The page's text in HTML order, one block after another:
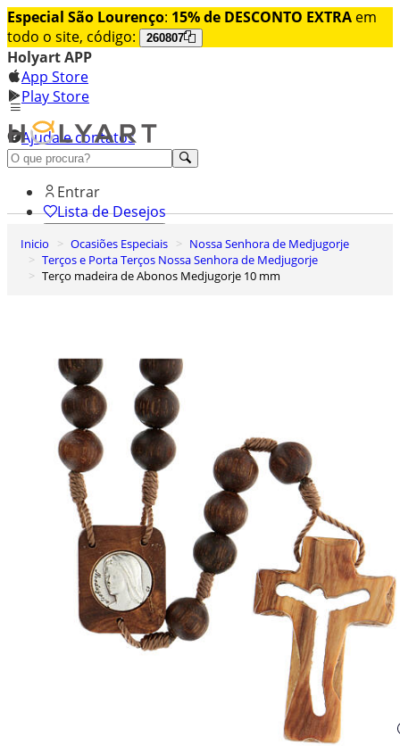
Especial São Lourenço: 15% de DESCONTO EXTRA em
todo o site, código:
260807
Holyart APP
App Store
Play Store
Ajuda e contatos
Conheça premium
Entrar
Lista de Desejos
0
Carrinho de Compras
Inicio Ocasiões Especiais
Nossa Senhora de Medjugorje
Terços e Porta Terços Nossa Senhora de Medjugorje
Terço madeira de Abonos Medjugorje 10 mm